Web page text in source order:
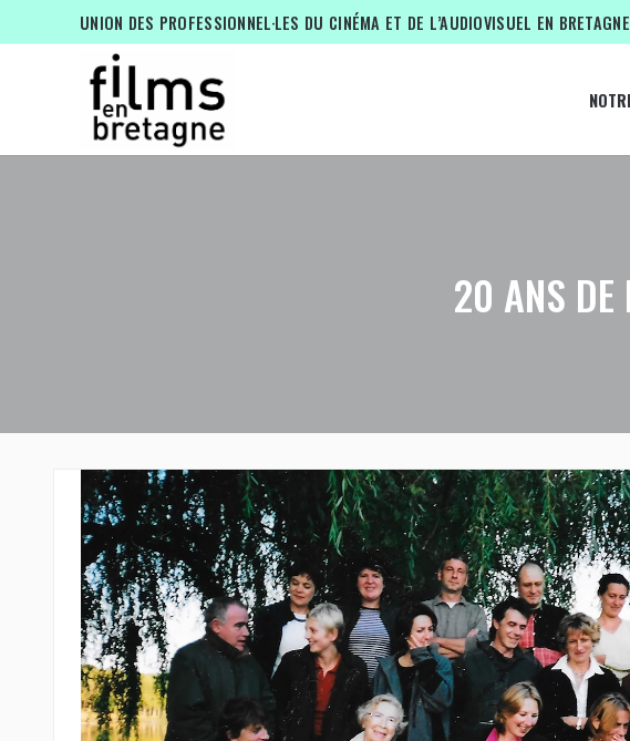
UNION DES PROFESSIONNEL·LES DU CINÉMA ET DE L’AUDIOVISUEL EN BRETAGNE
20 ANS DE